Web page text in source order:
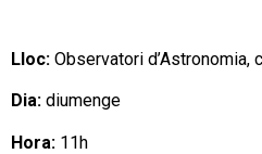
Lloc: Observatori d’Astronomia,
Dia: diumenge
Hora: 11h